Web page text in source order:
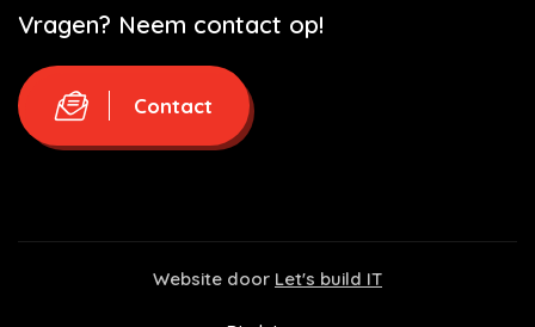
Vragen? Neem contact op!
Contact
Website door Let's build IT